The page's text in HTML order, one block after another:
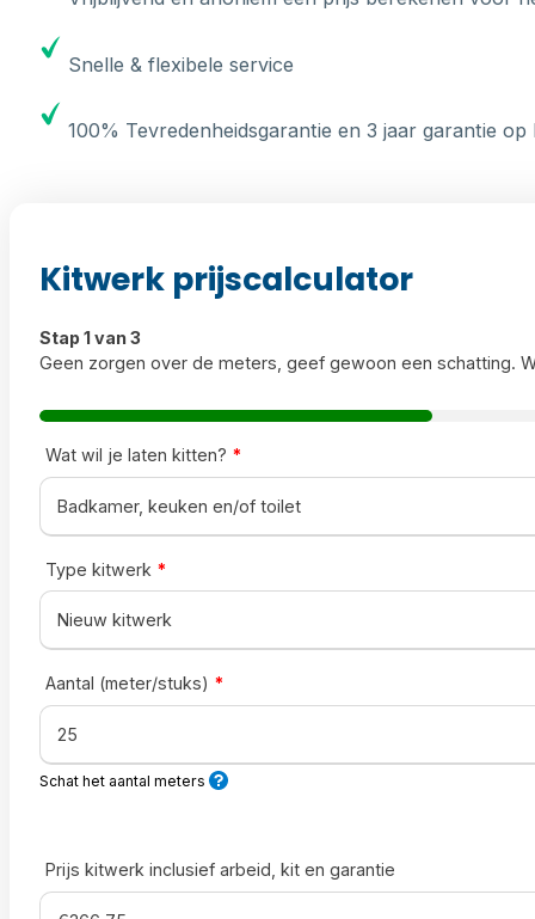
Snelle & flexibele service
100% Tevredenheidsgarantie en 3 jaar garantie
Kitwerk prijscalculator
Stap 1 van 3
Geen zorgen over de meters, geef gewoon een schatting.
Wat wil je laten kitten? *
Type kitwerk *
Aantal (meter/stuks) *
Schat het aantal meters
Prijs kitwerk inclusief arbeid, kit en garantie